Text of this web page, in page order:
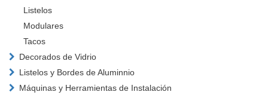
Listelos
Modulares
Tacos
Decorados de Vidrio
Listelos y Bordes de Aluminnio
Máquinas y Herramientas de Instalación